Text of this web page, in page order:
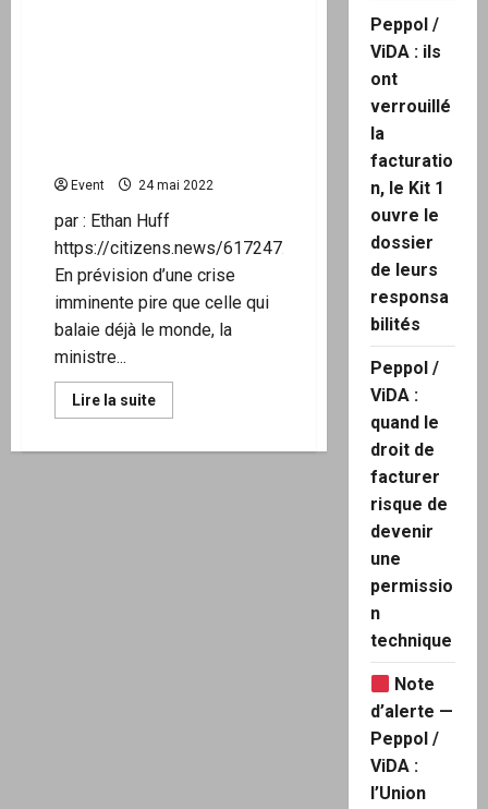
Event 24 mai 2022
par : Ethan Huff
https://citizens.news/617247.html
En prévision d’une crise
imminente pire que celle qui
balaie déjà le monde, la
ministre...
Lire la suiteEn
savoir
Peppol /
ViDA : ils
ont
verrouillé
la
facturatio
n, le Kit 1
ouvre le
dossier
de leurs
responsa
bilités
Peppol /
ViDA :
quand le
droit de
facturer
risque de
devenir
une
permissio
n
technique
Note
d’alerte —
Peppol /
ViDA :
l’Union